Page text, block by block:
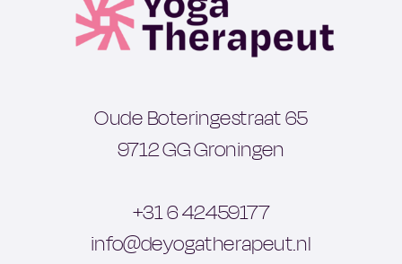
Oude Boteringestraat 65
9712 GG Groningen
‪+31 6 42459177‬
info@deyogatherapeut.nl